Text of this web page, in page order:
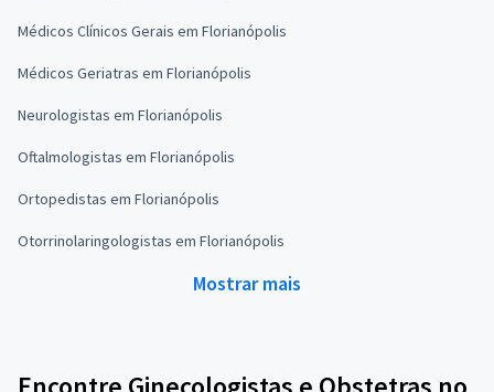
Médicos Clínicos Gerais em Florianópolis
Médicos Geriatras em Florianópolis
Neurologistas em Florianópolis
Oftalmologistas em Florianópolis
Ortopedistas em Florianópolis
Otorrinolaringologistas em Florianópolis
Mostrar mais